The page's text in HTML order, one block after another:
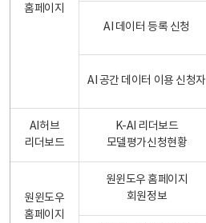
홈페이지
AI 데이터 등록 신청
AI 공간 데이터 이용 신청자
AI허브
리더보드
K-AI 리더보드
모델평가신청현황
원윈도우
홈페이지
원윈도우 홈페이지
회원정보